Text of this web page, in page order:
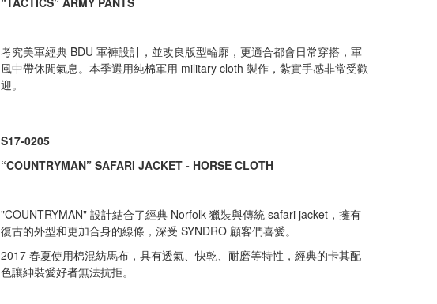
考究美軍經典 BDU 軍褲設計，並改良版型輪廓，更適合都會日常穿搭，軍
風中帶休閒氣息。本季選用純棉軍用 military cloth 製作，紮實手感非常受歡
迎。
S17-0205
“COUNTRYMAN” SAFARI JACKET - HORSE CLOTH
"COUNTRYMAN" 設計結合了經典 Norfolk 獵裝與傳統 safari jacket，擁有
復古的外型和更加合身的線條，深受 SYNDRO 顧客們喜愛。
2017 春夏使用棉混紡馬布，具有透氣、快乾、耐磨等特性，經典的卡其配
色讓紳裝愛好者無法抗拒。